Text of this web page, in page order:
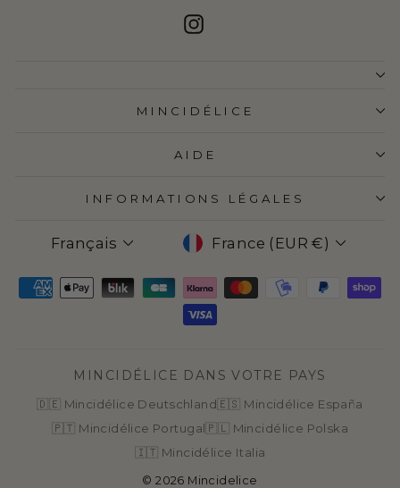
Instagram
MINCIDÉLICE
AIDE
INFORMATIONS LÉGALES
LANGUE
Français DEVISE
France (EUR €)
MINCIDÉLICE DANS VOTRE PAYS
🇩🇪 Mincidélice Deutschland🇪🇸 Mincidélice España
🇵🇹 Mincidélice Portugal🇵🇱 Mincidélice Polska
🇮🇹 Mincidélice Italia
© 2026 Mincidelice